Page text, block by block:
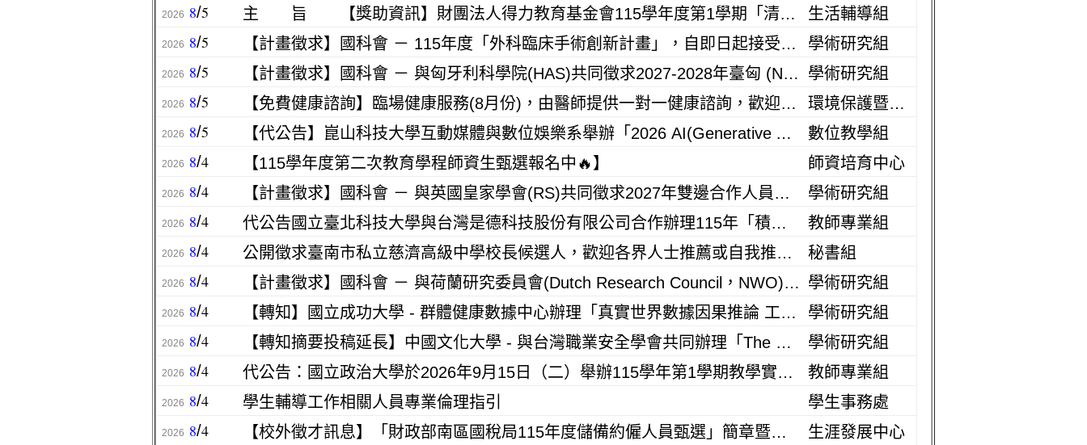
2026 8/5 主 旨 【獎助資訊】財團法人得力教育基金會115學年度第1學期「清寒獎助學金」 生活輔導組
2026 8/5 【計畫徵求】國科會 － 115年度「外科臨床手術創新計畫」，自即日起接受申請 學術研究組
2026 8/5 【計畫徵求】國科會 － 與匈牙利科學院(HAS)共同徵求2027-2028年臺匈 (NSTC-HAS)雙邊合作研究人員交流互訪計畫 學術研究組
2026 8/5 【免費健康諮詢】臨場健康服務(8月份)，由醫師提供一對一健康諮詢，歡迎同仁多加利用！ 環境保護暨職業安全衛生中心
2026 8/5 【代公告】崑山科技大學互動媒體與數位娛樂系舉辦「2026 AI(Generative AI Planning and Applications)國際證照教師研習營」，鼓勵相關學科教師踴躍報名參與 數位教學組
2026 8/4 【115學年度第二次教育學程師資生甄選報名中🔥】 師資培育中心
2026 8/4 【計畫徵求】國科會 － 與英國皇家學會(RS)共同徵求2027年雙邊合作人員交流計畫(2年期) 學術研究組
2026 8/4 代公告國立臺北科技大學與台灣是德科技股份有限公司合作辦理115年「積體光路元件及共同封裝光學耦合設計應用教師研習營」課程資訊，敬邀教師踴躍報名參加 教師專業組
2026 8/4 公開徵求臺南市私立慈濟高級中學校長候選人，歡迎各界人士推薦或自我推薦。 秘書組
2026 8/4 【計畫徵求】國科會 － 與荷蘭研究委員會(Dutch Research Council，NWO)共同徵求2028-2033年雙邊協議國際合作「能源轉型」研究計畫（5年期） 學術研究組
2026 8/4 【轉知】國立成功大學 - 群體健康數據中心辦理「真實世界數據因果推論 工作坊(二)：從小資料中創造大價值」 學術研究組
2026 8/4 【轉知摘要投稿延長】中國文化大學 - 與台灣職業安全學會共同辦理「The 13th Asian Conference on Safety & Education in Laboratory, ACSEL 2026」國際研討會 學術研究組
2026 8/4 代公告：國立政治大學於2026年9月15日（二）舉辦115學年第1學期教學實踐研究計畫研習工作坊「教學實踐撰稿及成效評量攻略」，敬邀教師踴躍參加 教師專業組
2026 8/4 學生輔導工作相關人員專業倫理指引 學生事務處
2026 8/4 【校外徵才訊息】「財政部南區國稅局115年度儲備約僱人員甄選」簡章暨招考訊息 生涯發展中心